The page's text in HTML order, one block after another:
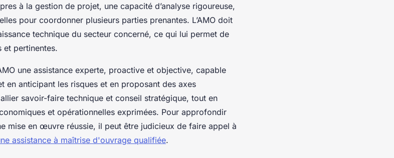
à la gestion de projet, une capacité d’analyse rigoureuse,
pour coordonner plusieurs parties prenantes. L’AMO doit
technique du secteur concerné, ce qui lui permet de
et pertinentes.
une assistance experte, proactive et objective, capable
en anticipant les risques et en proposant des axes
allier savoir-faire technique et conseil stratégique, tout en
et opérationnelles exprimées. Pour approfondir
mise en œuvre réussie, il peut être judicieux de faire appel à
assistance à maîtrise d'ouvrage qualifiée.